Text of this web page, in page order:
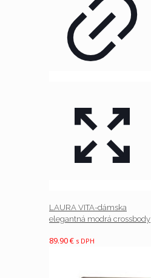
LAURA VITA-dámska
elegantná modrá crossbody
89.90€ s DPH